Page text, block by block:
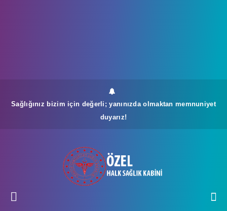
Sağlığınız bizim için değerli; yanınızda olmaktan memnuniyet
duyarız!